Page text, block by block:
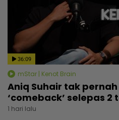
36:09
mStar | Kenot Brain
Aniq Suhair tak
‘comeback’ selepas
1 hari lalu